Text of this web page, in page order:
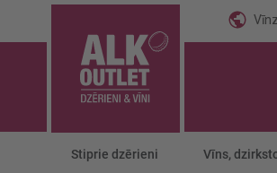
Stiprie dzērieni Vīns,